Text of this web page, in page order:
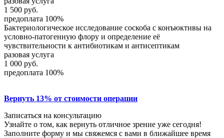
1 500 руб.
предоплата 100%
Бактериологическое исследование соскоба с конъюктивы на
условно-патогенную флору и определение её
чувствительности к антибиотикам и антисептикам
разовая услуга
1 000 руб.
предоплата 100%
Вернуть 13% от стоимости операции
Записаться на консультацию
Узнайте о том, как вернуть отличное зрение уже сегодня!
Заполните форму и мы свяжемся с вами в ближайшее время